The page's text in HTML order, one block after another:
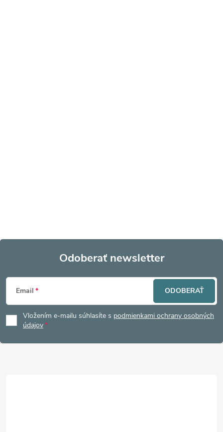
Z
á
p
Odoberať newsletter
Email
Vložením e-mailu súhlasíte s podmienkami ochrany osobných
údajov
ODOBERAŤ